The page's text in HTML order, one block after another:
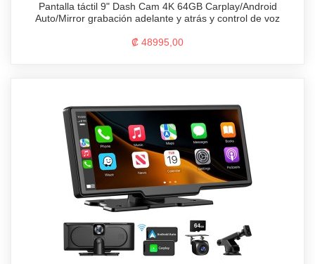
Pantalla táctil 9" Dash Cam 4K 64GB Carplay/Android
Auto/Mirror grabación adelante y atrás y control de voz
₡ 48995,00